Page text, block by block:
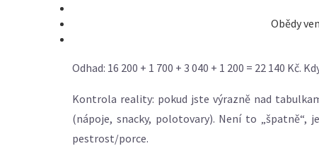
Obědy
Odhad: 16 200 + 1 700 + 3 040 + 1 200 = 22 140
Kontrola reality: pokud jste výrazně nad
(nápoje, snacky, polotovary). Není to
pestrost/porce.